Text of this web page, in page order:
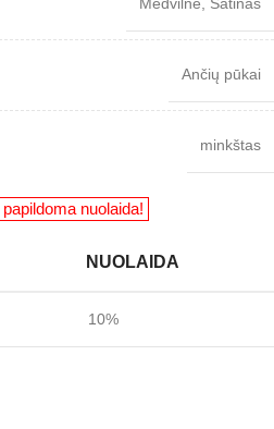
Ančių pūkai
minkštas
NUOLAIDA
10%